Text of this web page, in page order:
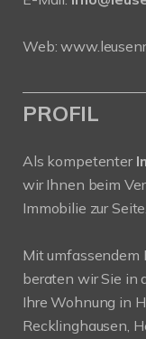
Web:
PROFIL
Als kompetenter
wir Ihnen beim
Immobilie zur Seite.
Mit umfassendem
beraten wir Sie in
Ihre Wohnung in
Recklinghausen,